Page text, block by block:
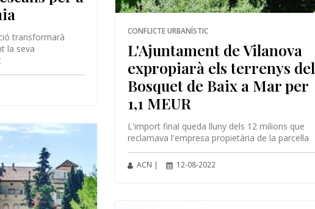
transformarà
la seva
CONFLICTE URBANÍSTIC
L'Ajuntament de Vilanova
expropiarà els terrenys del
Bosquet de Baix a Mar per
1,1 MEUR
L'import final queda lluny dels 12 milions que
reclamava l'empresa propietària de la parcel·la
ACN | 12-08-2022